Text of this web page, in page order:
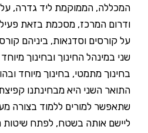
המכללה, הממוקמת ליד גדרה, על
ודרום המרכז, מסכמת בזאת
על קורסים וסדנאות, ביניהם
שני במינהל החינוך ובחינוך
בחינוך מתמטי, בחינוך מיוחד
התואר השני היא מבחינתנו
שתאפשר למורים ללמוד בצורה
ליישם אותה בשטח, לפתח שיטות